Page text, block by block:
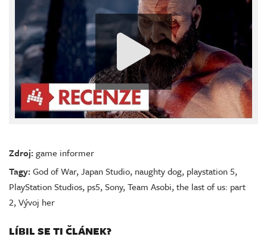
Zdroj:game informer
Tagy:God of War,Japan Studio, naughty dog, playstation 5,
PlayStation Studios, ps5,Sony,Team Asobi,the last of us: part
2,Vývoj her
LÍBIL SE TI ČLÁNEK?